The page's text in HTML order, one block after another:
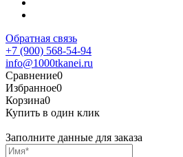
Обратная связь
+7 (900) 568-54-94
info@1000tkanei.ru
Сравнение0
Избранное0
Корзина0
Купить в один клик
Заполните данные для заказа